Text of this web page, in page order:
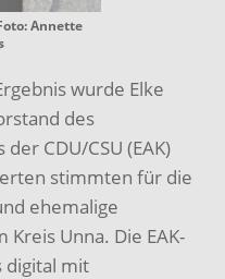
Annette
wurde Elke
des
CDU/CSU (EAK)
stimmten für die
ehemalige
Unna. Die EAK-
digital mit